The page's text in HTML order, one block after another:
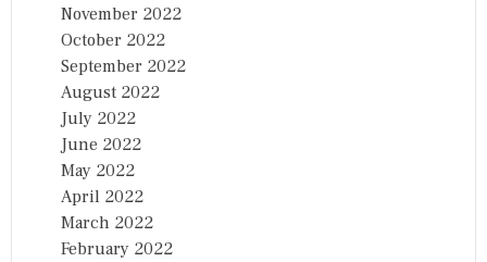
November 2022
October 2022
September 2022
August 2022
July 2022
June 2022
May 2022
April 2022
March 2022
February 2022